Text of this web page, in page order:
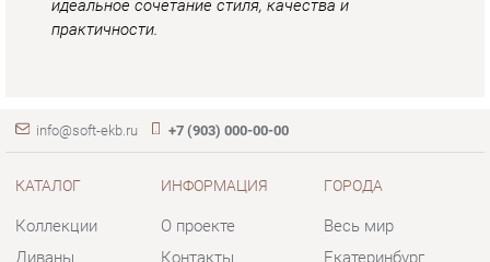
Коллекции
Диваны
Пуфики
Обувницы
Комплектующие
О проекте
Скидки и Акции
Гарантия
Помощь
Весь мир